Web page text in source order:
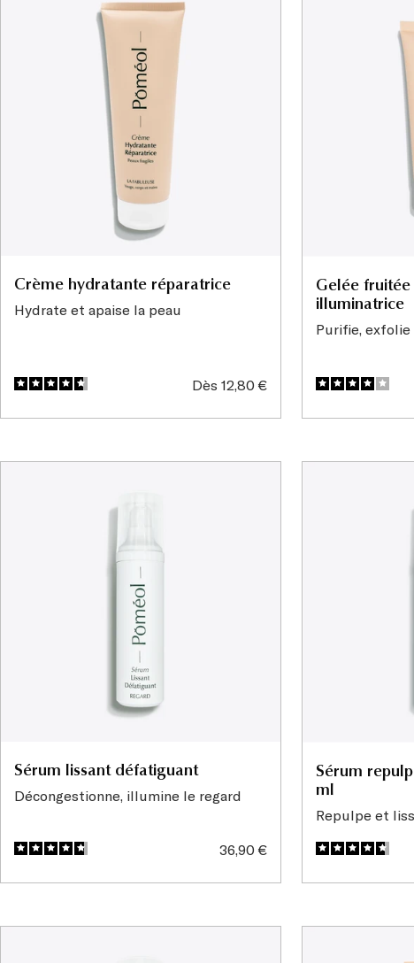
Crème hydratante réparatrice
Hydrate et apaise la peau
Prix
Dès 12,80 €
Gelée
illuminatrice
Purifie,
Sérum lissant défatiguant
Décongestionne, illumine le regard
Prix
36,90 €
Sérum
ml
Repulpe et